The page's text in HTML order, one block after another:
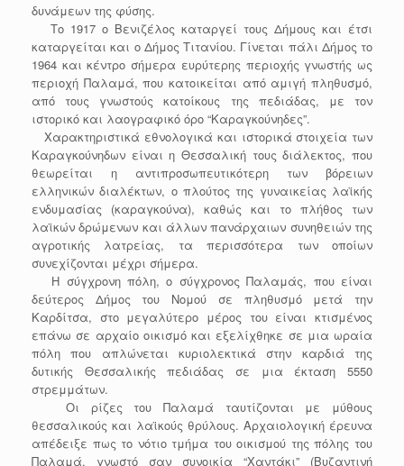
δυνάμεων της φύσης.
Το 1917 ο Βενιζέλος καταργεί τους Δήμους και έτσι
καταργείται και ο Δήμος Τιτανίου. Γίνεται πάλι Δήμος το
1964 και κέντρο σήμερα ευρύτερης περιοχής γνωστής ως
περιοχή Παλαμά, που κατοικείται από αμιγή πληθυσμό,
από τους γνωστούς κατοίκους της πεδιάδας, με τον
ιστορικό και λαογραφικό όρο “Καραγκούνηδες”.
Χαρακτηριστικά εθνολογικά και ιστορικά στοιχεία των
Καραγκούνηδων είναι η Θεσσαλική τους διάλεκτος, που
θεωρείται η αντιπροσωπευτικότερη των βόρειων
ελληνικών διαλέκτων, ο πλούτος της γυναικείας λαϊκής
ενδυμασίας (καραγκούνα), καθώς και το πλήθος των
λαϊκών δρώμενων και άλλων πανάρχαιων συνηθειών της
αγροτικής λατρείας, τα περισσότερα των οποίων
συνεχίζονται μέχρι σήμερα.
Η σύγχρονη πόλη, ο σύγχρονος Παλαμάς, που είναι
δεύτερος Δήμος του Νομού σε πληθυσμό μετά την
Καρδίτσα, στο μεγαλύτερο μέρος του είναι κτισμένος
επάνω σε αρχαίο οικισμό και εξελίχθηκε σε μια ωραία
πόλη που απλώνεται κυριολεκτικά στην καρδιά της
δυτικής Θεσσαλικής πεδιάδας σε μια έκταση 5550
στρεμμάτων.
Οι ρίζες του Παλαμά ταυτίζονται με μύθους
θεσσαλικούς και λαϊκούς θρύλους. Αρχαιολογική έρευνα
απέδειξε πως το νότιο τμήμα του οικισμού της πόλης του
Παλαμά, γνωστό σαν συνοικία “Χαντάκι” (Βυζαντινή